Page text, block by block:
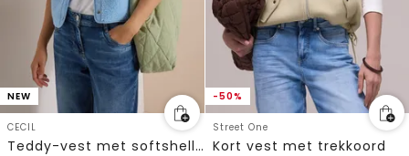
NEW
CECIL
Teddy-vest met softshell-details
-50%
Street One
Kort vest met trekkoord